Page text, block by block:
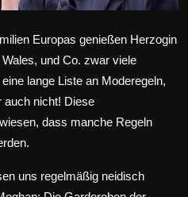
Europas genießen Herzogin
und Co. zwar viele
lange Liste an Moderegeln,
auch nicht! Diese
dass manche Regeln
uns regelmäßig neidisch